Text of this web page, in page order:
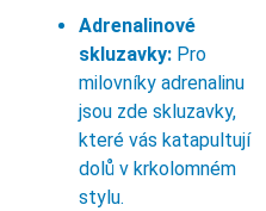
Adrenalinové
skluzavky: Pro
milovníky adrenalinu
jsou zde skluzavky,
které vás katapultují
dolů v krkolomném
stylu.